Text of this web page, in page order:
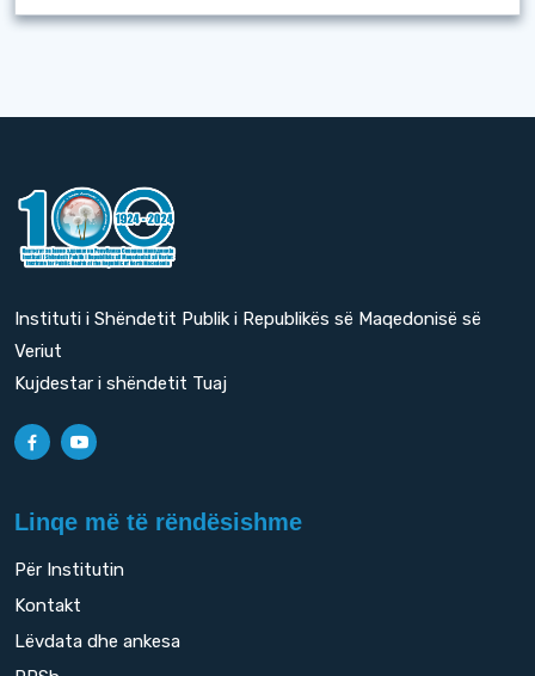
Instituti i Shëndetit Publik i Republikës së Maqedonisë së
Veriut
Kujdestar i shëndetit Tuaj
Linqe më të rëndësishme
Për Institutin
Kontakt
Lëvdata dhe ankesa